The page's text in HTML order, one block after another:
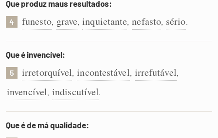
Que produz maus resultados:
4 funesto, grave, inquietante, nefasto, sério.
Que é invencível:
5 irretorquível, incontestável, irrefutável,
invencível, indiscutível.
Que é de má qualidade: